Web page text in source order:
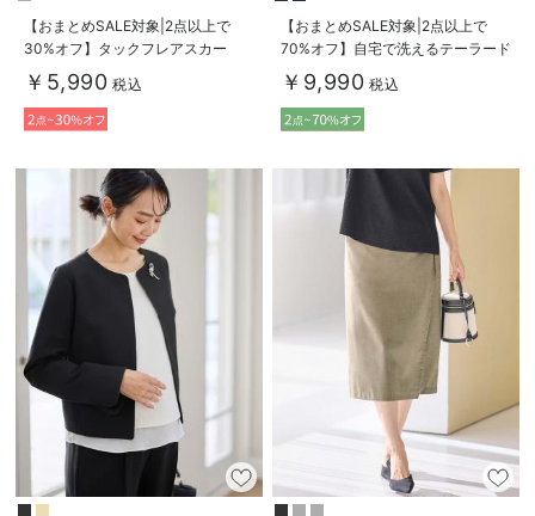
【おまとめSALE対象|2点以上で
30%オフ】タックフレアスカー
ト マタニティ・産後【出産後も長
く着られる】
￥5,990 税込
【おまとめSALE対象|2点以上で
70%オフ】自宅で洗えるテーラード
ジャケット マタニティ・産後【出
産後も長く使える】
￥9,990 税込